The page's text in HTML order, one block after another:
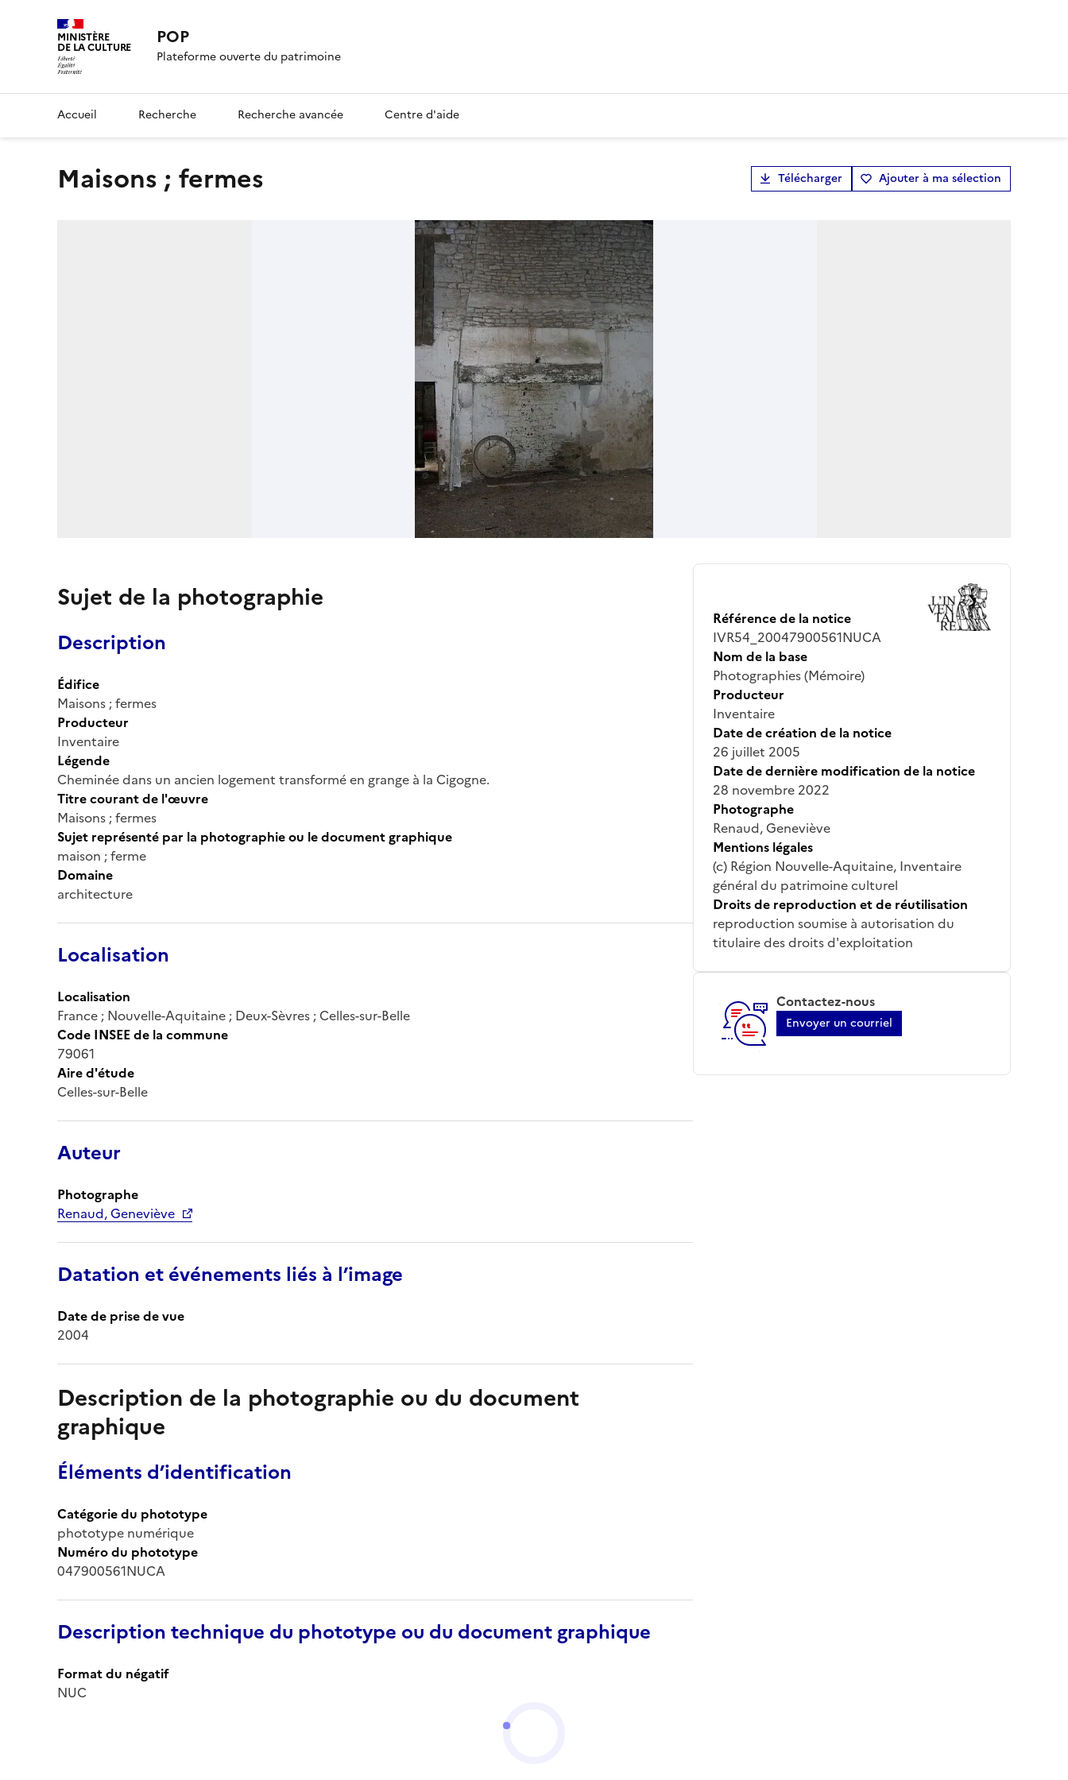
MINISTÈRE
DE LA CULTURE POP
Plateforme ouverte du patrimoine
Accueil Recherche Recherche avancée Centre d'aide
Maisons ; fermes Télécharger Ajouter à ma sélection
Sujet de la photographie
Description
Édifice
Maisons ; fermes
Producteur
Inventaire
Légende
Cheminée dans un ancien logement transformé en grange à la Cigogne.
Titre courant de l'œuvre
Maisons ; fermes
Sujet représenté par la photographie ou le document graphique
maison ; ferme
Domaine
architecture
Localisation
Localisation
France ; Nouvelle-Aquitaine ; Deux-Sèvres ; Celles-sur-Belle
Code INSEE de la commune
79061
Aire d'étude
Celles-sur-Belle
Auteur
Photographe
Renaud, Geneviève
Datation et événements liés à l’image
Date de prise de vue
2004
Description de la photographie ou du document
graphique
Éléments d’identification
Catégorie du phototype
phototype numérique
Numéro du phototype
047900561NUCA
Description technique du phototype ou du document graphique
Format du négatif
NUC
Référence de la notice
IVR54_20047900561NUCA
Nom de la base
Photographies (Mémoire)
Producteur
Inventaire
Date de création de la notice
26 juillet 2005
Date de dernière modification de la notice
28 novembre 2022
Photographe
Renaud, Geneviève
Mentions légales
(c) Région Nouvelle-Aquitaine, Inventaire
général du patrimoine culturel
Droits de reproduction et de réutilisation
reproduction soumise à autorisation du
titulaire des droits d'exploitation
Contactez-nous
Envoyer un courriel